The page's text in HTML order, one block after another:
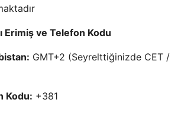
Erimiş ve Telefon Kodu
GMT+2 (Seyrelttiğinizde CET /
Kodu: +381